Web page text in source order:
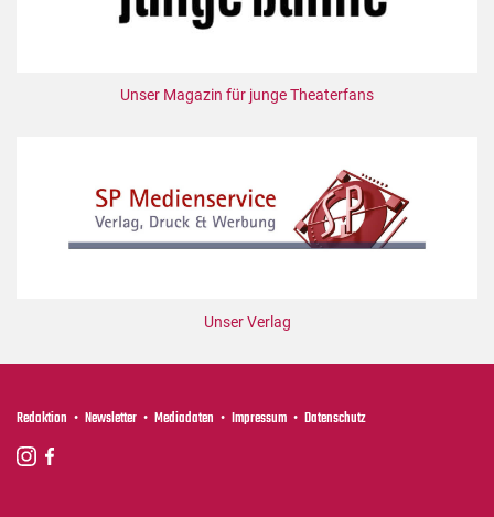
Unser Magazin für junge Theaterfans
Unser Verlag
Redaktion Newsletter Mediadaten Impressum Datenschutz